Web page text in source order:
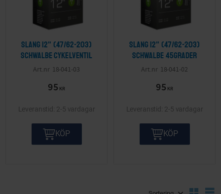
Slang 12" (47/62-203)
Schwalbe cykelventil
18-041-03
95 KR
2-5 vardagar
KÖP
Slang 12" (47/62-203)
Schwalbe 45grader
18-041-02
95 KR
2-5 vardagar
KÖP